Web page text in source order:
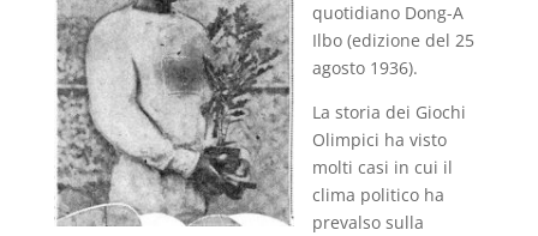
quotidiano Dong-A
Ilbo (edizione del 25
agosto 1936).
La storia dei Giochi
Olimpici ha visto
molti casi in cui il
clima politico ha
prevalso sulla